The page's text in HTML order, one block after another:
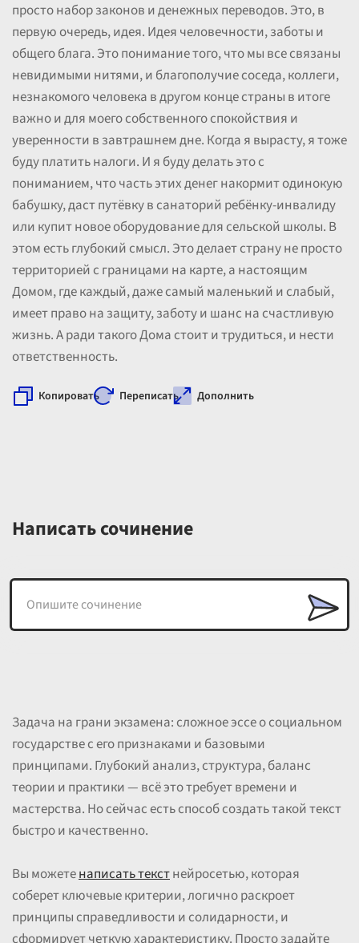
просто набор законов и денежных переводов. Это, в
первую очередь, идея. Идея человечности, заботы и
общего блага. Это понимание того, что мы все связаны
невидимыми нитями, и благополучие соседа, коллеги,
незнакомого человека в другом конце страны в итоге
важно и для моего собственного спокойствия и
уверенности в завтрашнем дне. Когда я вырасту, я тоже
буду платить налоги. И я буду делать это с
пониманием, что часть этих денег накормит одинокую
бабушку, даст путёвку в санаторий ребёнку-инвалиду
или купит новое оборудование для сельской школы. В
этом есть глубокий смысл. Это делает страну не просто
территорией с границами на карте, а настоящим
Домом, где каждый, даже самый маленький и слабый,
имеет право на защиту, заботу и шанс на счастливую
жизнь. А ради такого Дома стоит и трудиться, и нести
ответственность.
Копировать Переписать Дополнить
Написать сочинение
Задача на грани экзамена: сложное эссе о социальном
государстве с его признаками и базовыми
принципами. Глубокий анализ, структура, баланс
теории и практики — всё это требует времени и
мастерства. Но сейчас есть способ создать такой текст
быстро и качественно.
Вы можетенаписать текстнейросетью, которая
соберет ключевые критерии, логично раскроет
принципы справедливости и солидарности, и
сформирует четкую характеристику. Просто задайте